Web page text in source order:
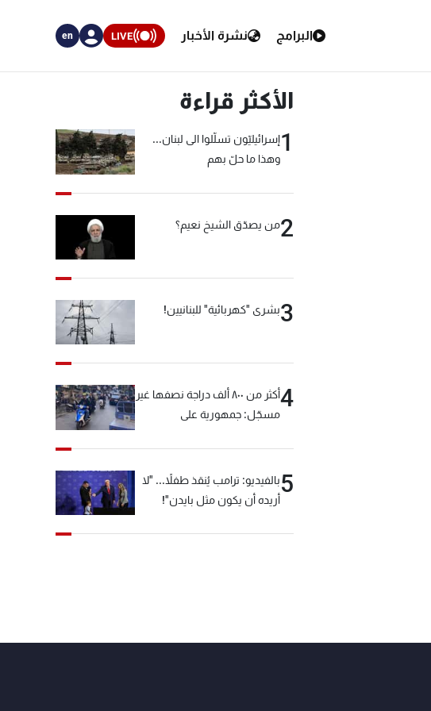
البرامج نشرة الأخبار LIVE
en
الأكثر قراءة
1إسرائيليّون تسلّلوا الى لبنان...
وهذا ما حلّ بهم
2من يصدّق الشيخ نعيم؟
3بشرى "كهربائية" للبنانيين!
4
أكثر من ٨٠٠ ألف دراجة نصفها غير
مسجّل: جمهورية على
5بالفيديو: ترامب يُنقذ طفلاً... "لا
أريده أن يكون مثل بايدن"!